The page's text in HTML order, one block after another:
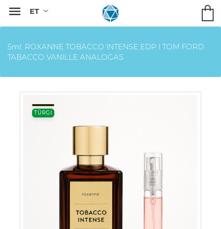

5ml. ROXANNE TOBACCO INTENSE EDP I TOM FORD
TABACCO VANILLE ANALOGAS
TÜRGI